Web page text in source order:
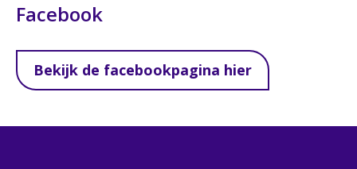
Facebook
Bekijk de facebookpagina hier